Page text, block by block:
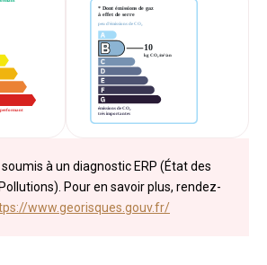
à un diagnostic ERP (État des
Pour en savoir plus, rendez-
www.georisques.gouv.fr/